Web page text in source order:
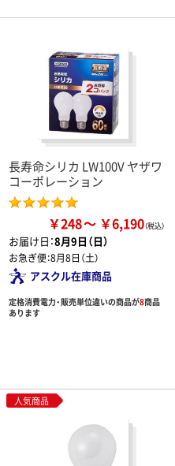
長寿命シリカ LW100V ヤザワ
コーポレーション
￥248 ￥6,190
お届け日：8月9日（日）
お急ぎ便：8月8日（土）
アスクル在庫商品
定格消費電力・販売単位違いの商品が8商品
あります
人気商品